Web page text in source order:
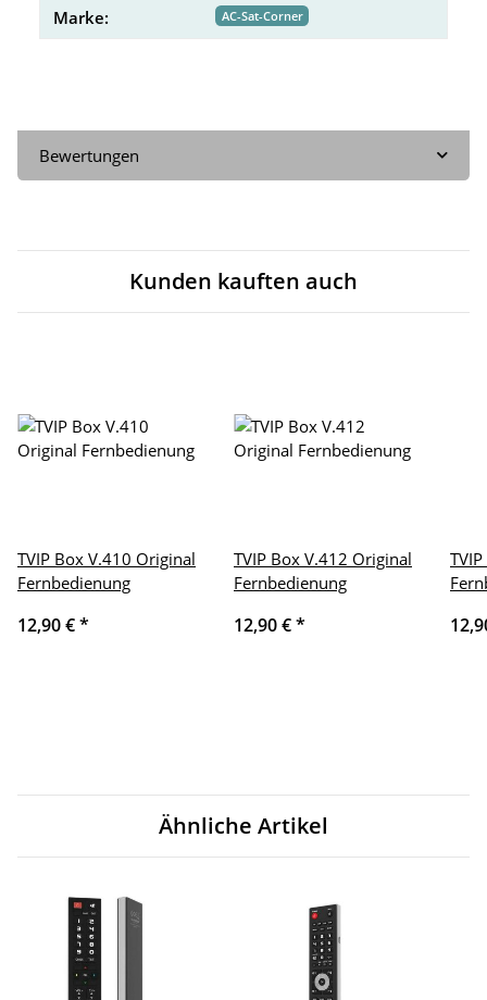
Marke: AC-Sat-Corner
Bewertungen
Kunden kauften auch
TVIP Box V.410 Original
Fernbedienung
12,90 €*
TVIP Box V.412 Original
Fernbedienung
12,90 €*
Ähnliche Artikel